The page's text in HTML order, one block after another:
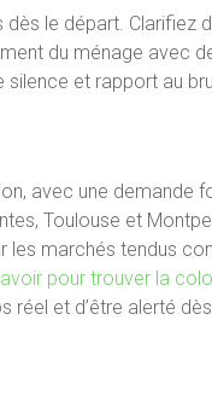
le départ. Clarifiez
du ménage avec
silence et rapport au
avec une demande
Toulouse et
les marchés tendus
pour trouver la
réel et d’être alerté dès